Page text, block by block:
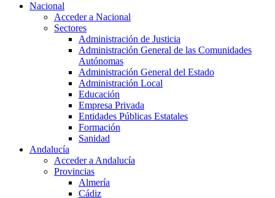
Nacional
Acceder a Nacional
Sectores
Administración de Justicia
Administración General de las Comunidades
Autónomas
Administración General del Estado
Administración Local
Educación
Empresa Privada
Entidades Públicas Estatales
Formación
Sanidad
Andalucía
Acceder a Andalucía
Provincias
Almería
Cádiz